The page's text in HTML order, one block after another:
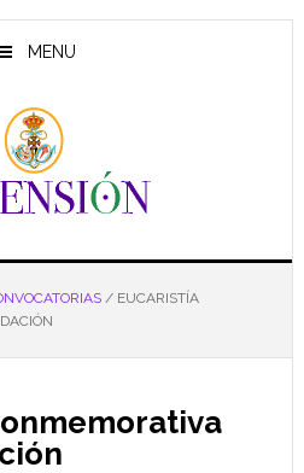
MENU
/EUCARISTÍA